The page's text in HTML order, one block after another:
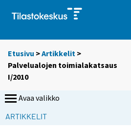
Etusivu >Artikkelit >
Palvelualojen toimialakatsaus
I/2010
Avaa valikko
ARTIKKELIT